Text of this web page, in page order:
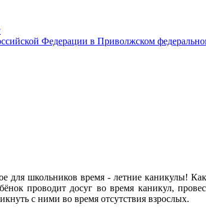
для школьников время - летние каникулы!
проводит досуг во время каникул,
с ними во время отсутствия взрослых.